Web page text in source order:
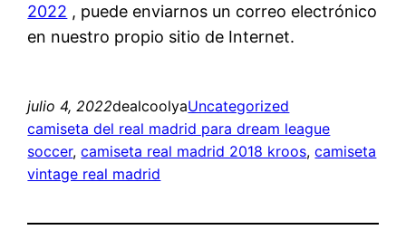
2022 , puede enviarnos un correo electrónico
en nuestro propio sitio de Internet.
julio 4, 2022dealcoolyaUncategorized
camiseta del real madrid para dream league
soccer, camiseta real madrid 2018 kroos, camiseta
vintage real madrid